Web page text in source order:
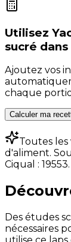
Utilisez
sucré
Ajoutez vos
chaque
Calculer ma
Toutes
d'aliment.
Ciqual : 19553.
Des études
nécessaires